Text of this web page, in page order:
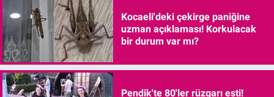
Kocaeli'deki çekirge paniğine
uzman açıklaması! Korkulacak
bir durum var mı?
Pendik'te 80'ler rüzgarı esti!